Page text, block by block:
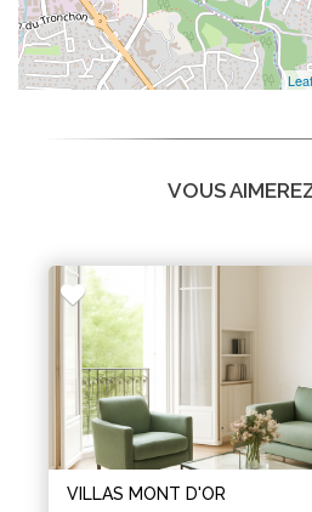
VOUS
VILLAS MONT D'OR